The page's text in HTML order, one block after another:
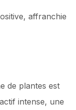
affranchie
de plantes est
intense, une